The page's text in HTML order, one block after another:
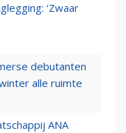
‘Zwaar
debutanten
alle ruimte
ANA